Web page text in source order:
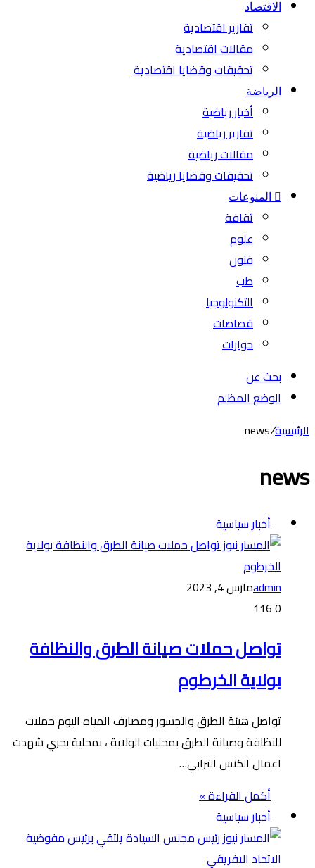
الاقتصاد
تقارير اقتصادية
مقالات اقتصادية
تحقيقات وقضايا اقتصادية
الرياضة
أخبار رياضية
تقارير رياضية
مقالات رياضية
تحقيقات وقضايا رياضية
المنوعات
ثقافة
علوم
فنون
طب
التكنولوجيا
قصاصات
حوارات
بحث عن
الوضع المظلم
الرئيسية/
news
news
أخبار سياسية
adminمارس 4, 2023
0
تواصل حملات صيانة الطرق والنظافة
بولاية الخرطوم
تواصل هيئة الطرق والجسور ومصارف المياه اليوم حملات
للنظافة وصيانة الطرق بمحليات الولاية ، بمحلية بحري شهدت
اعمال الكنس الترابي…
أكمل القراءة »
أخبار سياسية